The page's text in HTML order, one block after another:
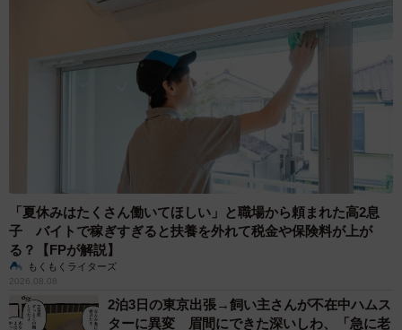
「夏休みはたくさん働いてほしい」と職場から頼まれた高2息
子 バイトで稼ぎすぎると扶養を外れて税金や保険料が上が
る？【FPが解説】
もくもくライターズ
2026.08.08
2泊3日の東京出張→飼い主さんが不在中ハムス
ターに異変 眉間にできた深いしわ、「急に老